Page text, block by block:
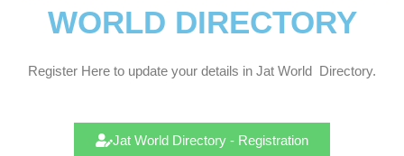
WORLD DIRECTORY
Register Here to update your details in Jat World Directory.
Jat World Directory - Registration